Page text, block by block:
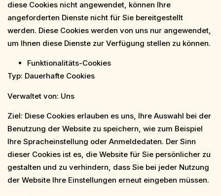
diese Cookies nicht angewendet, können Ihre
angeforderten Dienste nicht für Sie bereitgestellt
werden. Diese Cookies werden von uns nur angewendet,
um Ihnen diese Dienste zur Verfügung stellen zu können.
Funktionalitäts-Cookies
Typ: Dauerhafte Cookies
Verwaltet von: Uns
Ziel: Diese Cookies erlauben es uns, Ihre Auswahl bei der
Benutzung der Website zu speichern, wie zum Beispiel
Ihre Spracheinstellung oder Anmeldedaten. Der Sinn
dieser Cookies ist es, die Website für Sie persönlicher zu
gestalten und zu verhindern, dass Sie bei jeder Nutzung
der Website Ihre Einstellungen erneut eingeben müssen.